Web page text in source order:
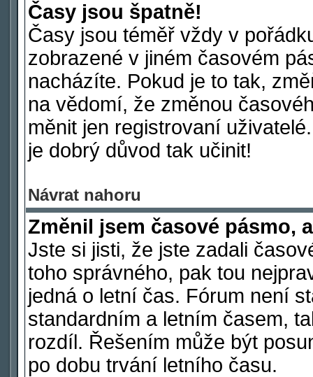
Časy jsou špatně!
Časy jsou téměř vždy v
zobrazené v jiném časovém
nacházíte. Pokud je to tak,
na vědomí, že změnou
měnit jen registrovaní
je dobrý důvod tak učinit!
Návrat nahoru
Změnil jsem časové pásmo,
Jste si jisti, že jste zadali
toho správného, pak tou
jedná o letní čas. Fórum není
standardním a letním časem,
rozdíl. Řešením může být
po dobu trvání letního času.